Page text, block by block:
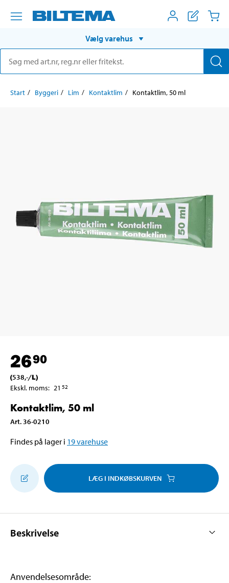
Vælg varehus
Start Byggeri Lim Kontaktlim Kontaktlim, 50 ml
2690
(538,-/L)
Ekskl. moms: 21 52
Kontaktlim, 50 ml
Art. 36-0210
Findes på lager i 19varehuse
LÆG I INDKØBSKURVEN
Beskrivelse
Anvendelsesområde: